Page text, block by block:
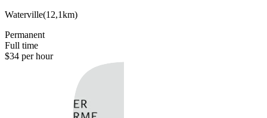
Waterville(12,1km)
Permanent
Full time
$34 per hour